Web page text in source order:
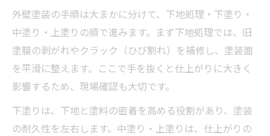
施工後も安心できる外壁塗装の保証内容
外壁塗装の手順は大まかに分けて、下地処理・下塗り・
中塗り・上塗りの順で進みます。まず下地処理では、旧
塗膜の剥がれやクラック（ひび割れ）を補修し、塗装面
を平滑に整えます。ここで手を抜くと仕上がりに大きく
影響するため、現場確認も大切です。
下塗りは、下地と塗料の密着を高める役割があり、塗装
の耐久性を左右します。中塗り・上塗りは、仕上がりの